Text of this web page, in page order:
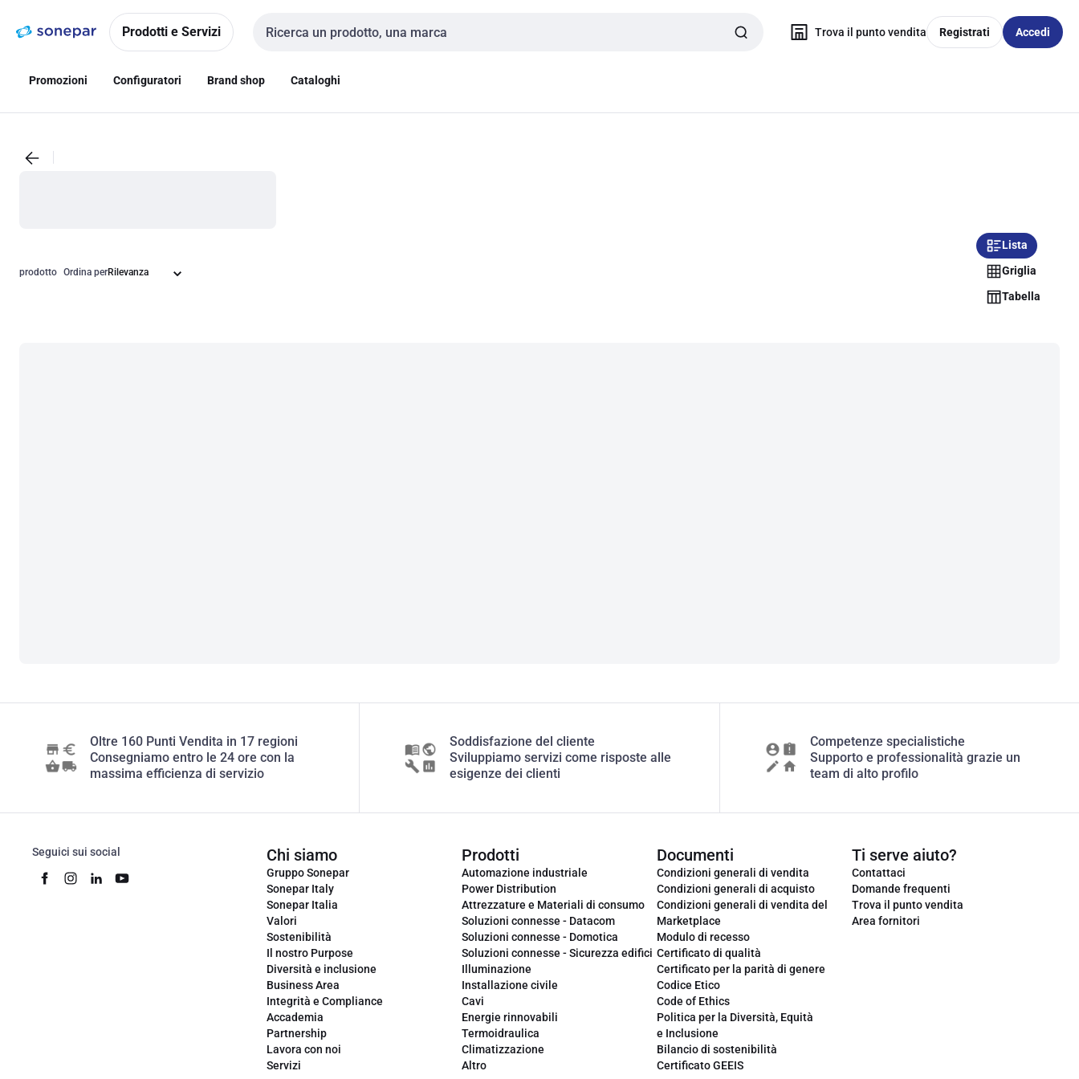
navigazionealla
Prodotti e Servizi
Cerca input
Trova il punto vendita Registrati Accedi
Promozioni Configuratori Brand shop Cataloghi
prodotto Ordina per
Lista
Griglia
Tabella
Oltre 160 Punti Vendita in 17 regioni
Consegniamo entro le 24 ore con la
massima efficienza di servizio
Soddisfazione del cliente
Sviluppiamo servizi come risposte alle
esigenze dei clienti
Competenze specialistiche
Supporto e professionalità grazie un
team di alto profilo
Seguici sui social Chi siamo
Gruppo Sonepar
Sonepar Italy
Sonepar Italia
Valori
Sostenibilità
Il nostro Purpose
Diversità e inclusione
Business Area
Integrità e Compliance
Accademia
Partnership
Lavora con noi
Servizi
Prodotti
Automazione industriale
Power Distribution
Attrezzature e Materiali di consumo
Soluzioni connesse - Datacom
Soluzioni connesse - Domotica
Soluzioni connesse - Sicurezza edifici
Illuminazione
Installazione civile
Cavi
Energie rinnovabili
Termoidraulica
Climatizzazione
Altro
Documenti
Condizioni generali di vendita
Condizioni generali di acquisto
Condizioni generali di vendita del
Marketplace
Modulo di recesso
Certificato di qualità
Certificato per la parità di genere
Codice Etico
Code of Ethics
Politica per la Diversità, Equità
e Inclusione
Bilancio di sostenibilità
Certificato GEEIS
Ti serve aiuto?
Contattaci
Domande frequenti
Trova il punto vendita
Area fornitori